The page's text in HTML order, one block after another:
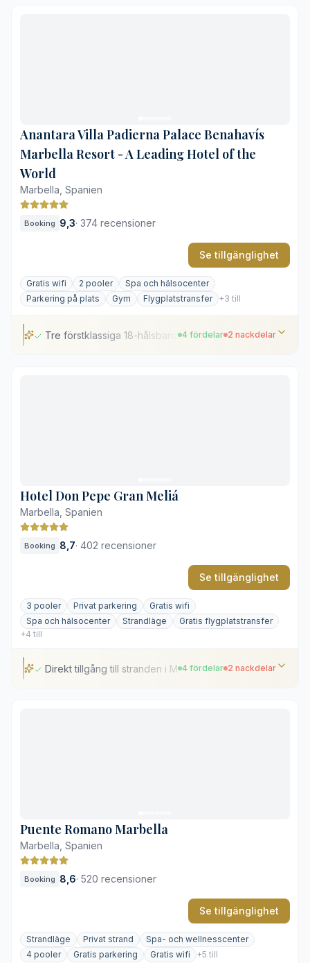
Kräver transport för att nå Estepona
Stranden är inte resortens främsta tillgång
Restaurangbesök kräver framförhållning
Anantara Villa Padierna Palace Benahavís
Marbella Resort - A Leading Hotel of the
World
Marbella, Spanien
Booking 9,3· 374 recensioner
Se tillgänglighet
Gratis wifi 2 pooler
Spa och hälsocenter
Parkering på plats
Gym Flygplatstransfer +3 till
Tre förstklassiga 18-hålsbanor4 fördelar 2 nackdelar
Hotel Don Pepe Gran Meliá
Marbella, Spanien
Booking 8,7· 402 recensioner
Se tillgänglighet
3 pooler Privat parkering
Gratis wifi
Spa och hälsocenter
Strandläge
Gratis flygplatstransfer
+4 till
Direkt tillgång till stranden i Marbella
4 fördelar 2 nackdelar
Puente Romano Marbella
Marbella, Spanien
Booking 8,6· 520 recensioner
Se tillgänglighet
Strandläge Privat strand
Spa- och wellnesscenter
4 pooler
Gratis parkering Gratis wifi +5 till